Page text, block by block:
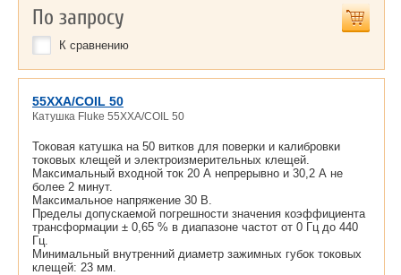
По запросу
К сравнению
55XXA/COIL 50
Катушка Fluke 55XXA/COIL 50
Токовая катушка на 50 витков для поверки и калибровки
токовых клещей и электроизмерительных клещей.
Максимальный входной ток 20 А непрерывно и 30,2 А не
более 2 минут.
Максимальное напряжение 30 В.
Пределы допускаемой погрешности значения коэффициента
трансформации ± 0,65 % в диапазоне частот от 0 Гц до 440
Гц.
Минимальный внутренний диаметр зажимных губок токовых
клещей: 23 мм.